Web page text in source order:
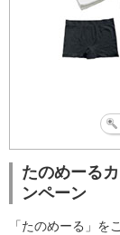
たのめーる
ンペーン
「たのめーる」を